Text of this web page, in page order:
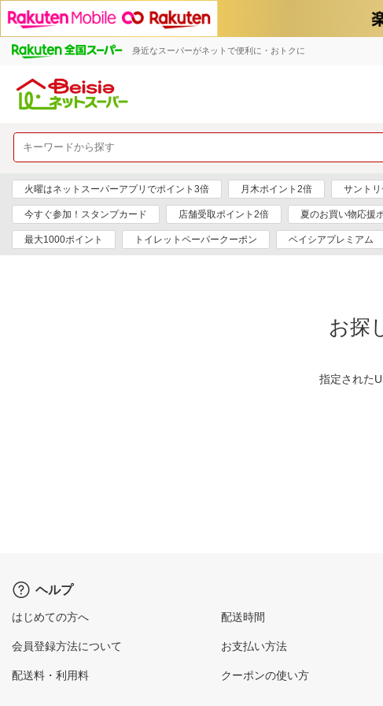
身近なスーパーがネットで便利に・おトクに
火曜はネットスーパーアプリでポイント3倍 月木ポイント2倍 サント
今すぐ参加！スタンプカード 店舗受取ポイント2倍 夏のお買い物応援
最大1000ポイント トイレットペーパークーポン ベイシアプレミアム
お探
指定された
ヘルプ
はじめての方へ
会員登録方法について
配送料・利用料
配送時間
お支払い方法
クーポンの使い方